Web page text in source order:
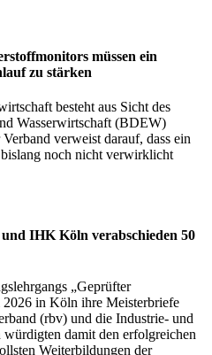
müssen ein
zu stärken
besteht aus Sicht des
Wasserwirtschaft (BDEW)
verweist darauf, dass ein
noch nicht verwirklicht
IHK Köln verabschieden 50
„Geprüfter
2026 in Köln ihre Meisterbriefe
(rbv) und die Industrie- und
damit den erfolgreichen
Weiterbildungen der